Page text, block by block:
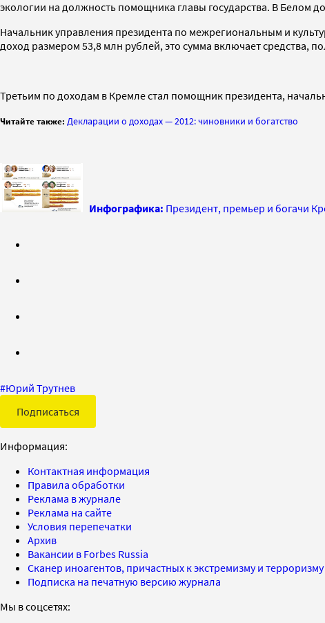
экологии на должность помощника главы государства. В Белом
Начальник управления президента по межрегиональным и
доход размером 53,8 млн рублей, это сумма включает средства,
Третьим по доходам в Кремле стал помощник президента,
Читайте также: Декларации о доходах — 2012: чиновники и богатство
Инфографика: Президент, премьер и богачи
#Юрий Трутнев
Подписаться
Информация:
Контактная информация
Правила обработки
Реклама в журнале
Реклама на сайте
Условия перепечатки
Архив
Вакансии в Forbes Russia
Сканер иноагентов, причастных к экстремизму и
Подписка на печатную версию журнала
Мы в соцсетях: